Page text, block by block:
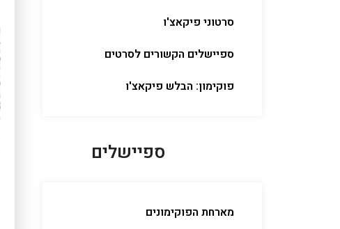
סרטוני פיקאצ'ו
ספיישלים הקשורים לסרטים
פוקימון: הבלש פיקאצ'ו
ספיישלים
מארחת הפוקימונים